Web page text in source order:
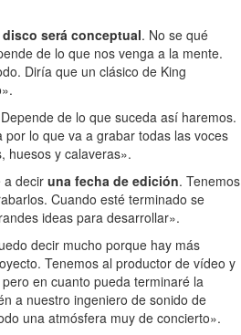
disco será conceptual. No se qué
de lo que nos venga a la mente.
Diría que un clásico de King
de lo que suceda así haremos.
por lo que va a grabar todas las voces
huesos y calaveras».
a decir una fecha de edición. Tenemos
Cuando esté terminado se
ideas para desarrollar».
decir mucho porque hay más
Tenemos al productor de vídeo y
en cuanto pueda terminaré la
a nuestro ingeniero de sonido de
una atmósfera muy de concierto».